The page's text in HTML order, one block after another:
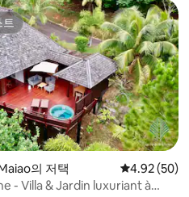
기 30개
트
트
의 저택 평점 4.92점
4.92 (50)
- Villa & Jardin luxuriant à